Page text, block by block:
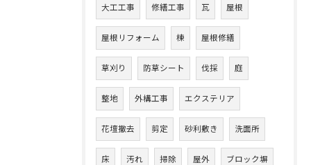
大工工事 修繕工事 瓦 屋根
屋根リフォーム 棟 屋根修繕
草刈り 防草シート 伐採 庭
整地 外構工事 エクステリア
花壇撤去 剪定 砂利敷き 洗面所
床 汚れ 掃除 屋外 ブロック塀